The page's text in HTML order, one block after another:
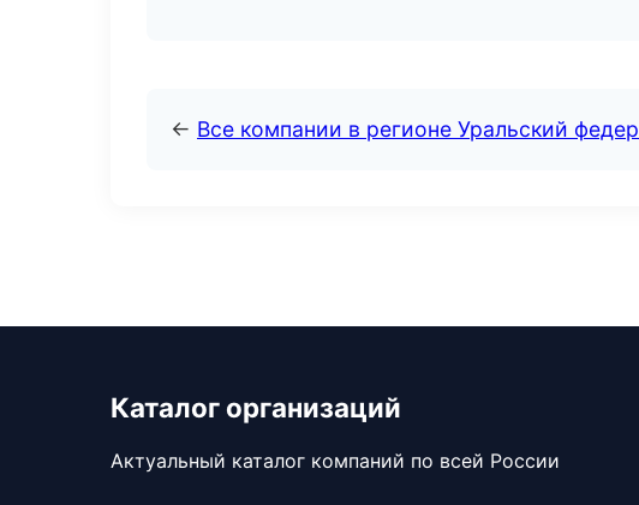
← Все компании в регионе Уральский
Каталог организаций
Актуальный каталог компаний по всей России